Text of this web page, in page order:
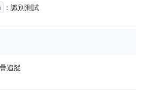
：識別測試
追蹤